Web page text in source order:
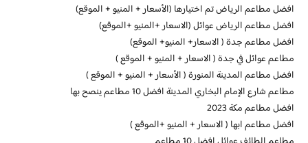
افضل مطاعم الرياض تم اختيارها (الأسعار + المنيو + الموقع)
افضل مطاعم الرياض عوائل (الاسعار +المنيو +الموقع)
افضل مطاعم جدة ( الاسعار+ المنيو+ الموقع)
مطاعم عوائل في جدة ( الاسعار + المنيو + الموقع )
افضل مطاعم المدينة المنورة ( الأسعار + المنيو + الموقع )
مطاعم شارع الإمام البخاري المدينة افضل 10 مطاعم ينصح بها
افضل مطاعم مكة 2023
افضل مطاعم ابها ( الاسعار + المنيو +الموقع )